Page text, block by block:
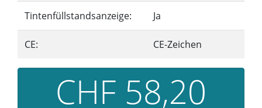
Tintenfüllstandsanzeige: Ja
CE: CE-Zeichen
CHF 58,20